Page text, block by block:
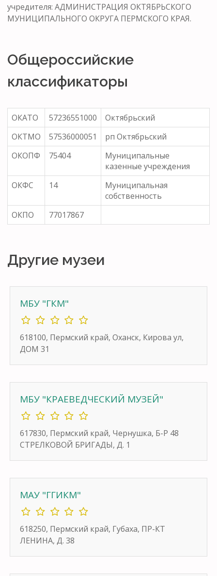
учредителя: АДМИНИСТРАЦИЯ ОКТЯБРЬСКОГО
МУНИЦИПАЛЬНОГО ОКРУГА ПЕРМСКОГО КРАЯ.
Общероссийские
классификаторы
ОКАТО 57236551000
Октябрьский
ОКТМО
57536000051
рп Октябрьский
ОКОПФ
75404
Муниципальные
казенные учреждения
ОКФС
14
Муниципальная
собственность
ОКПО
77017867
Другие музеи
МБУ "ГКМ"
618100, Пермский край, Оханск, Кирова ул,
ДОМ 31
МБУ "КРАЕВЕДЧЕСКИЙ МУЗЕЙ"
617830, Пермский край, Чернушка, Б-Р 48
СТРЕЛКОВОЙ БРИГАДЫ, Д. 1
МАУ "ГГИКМ"
618250, Пермский край, Губаха, ПР-КТ
ЛЕНИНА, Д. 38